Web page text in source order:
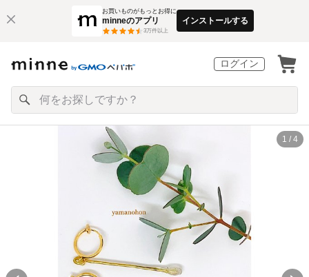
お買いものがもっとお得に
minneのアプリ
3万件以上
インストールする
ログイン
1 / 4